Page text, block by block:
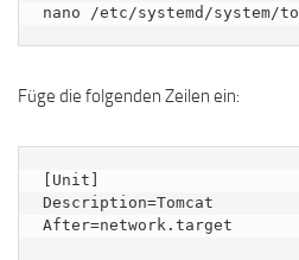
nano /etc/systemd/system/
Füge die folgenden Zeilen ein:
[Unit]
Description=Tomcat
After=network.target